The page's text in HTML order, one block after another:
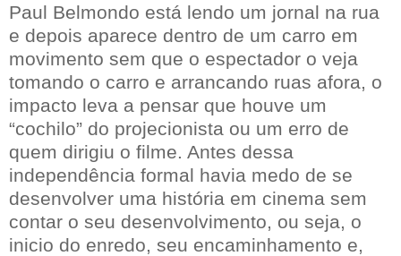
Paul Belmondo está lendo um jornal na rua
e depois aparece dentro de um carro em
movimento sem que o espectador o veja
tomando o carro e arrancando ruas afora, o
impacto leva a pensar que houve um
“cochilo” do projecionista ou um erro de
quem dirigiu o filme. Antes dessa
independência formal havia medo de se
desenvolver uma história em cinema sem
contar o seu desenvolvimento, ou seja, o
inicio do enredo, seu encaminhamento e,